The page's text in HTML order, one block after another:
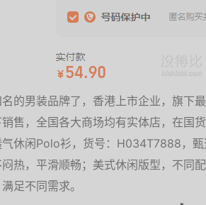
的男装品牌了，香港上市企业，旗下
售，全国各大商场均有实体店，在国
休闲Polo衫，货号：H034T7888，
热，平滑顺畅；美式休闲版型，不同
足不同需求。